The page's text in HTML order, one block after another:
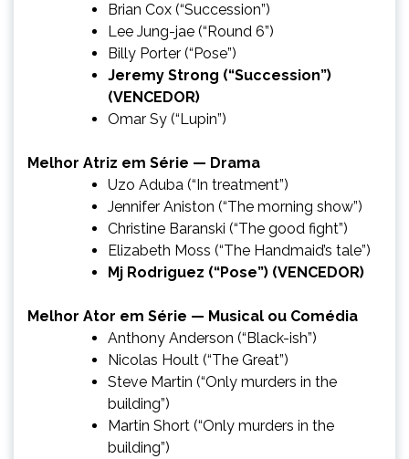
Brian Cox (“Succession”)
Lee Jung-jae (“Round 6”)
Billy Porter (“Pose”)
Jeremy Strong (“Succession”)
(VENCEDOR)
Omar Sy (“Lupin”)
Melhor Atriz em Série — Drama
Uzo Aduba (“In treatment”)
Jennifer Aniston (“The morning show”)
Christine Baranski (“The good fight”)
Elizabeth Moss (“The Handmaid’s tale”)
Mj Rodriguez (“Pose”) (VENCEDOR)
Melhor Ator em Série — Musical ou Comédia
Anthony Anderson (“Black-ish”)
Nicolas Hoult (“The Great”)
Steve Martin (“Only murders in the
building”)
Martin Short (“Only murders in the
building”)